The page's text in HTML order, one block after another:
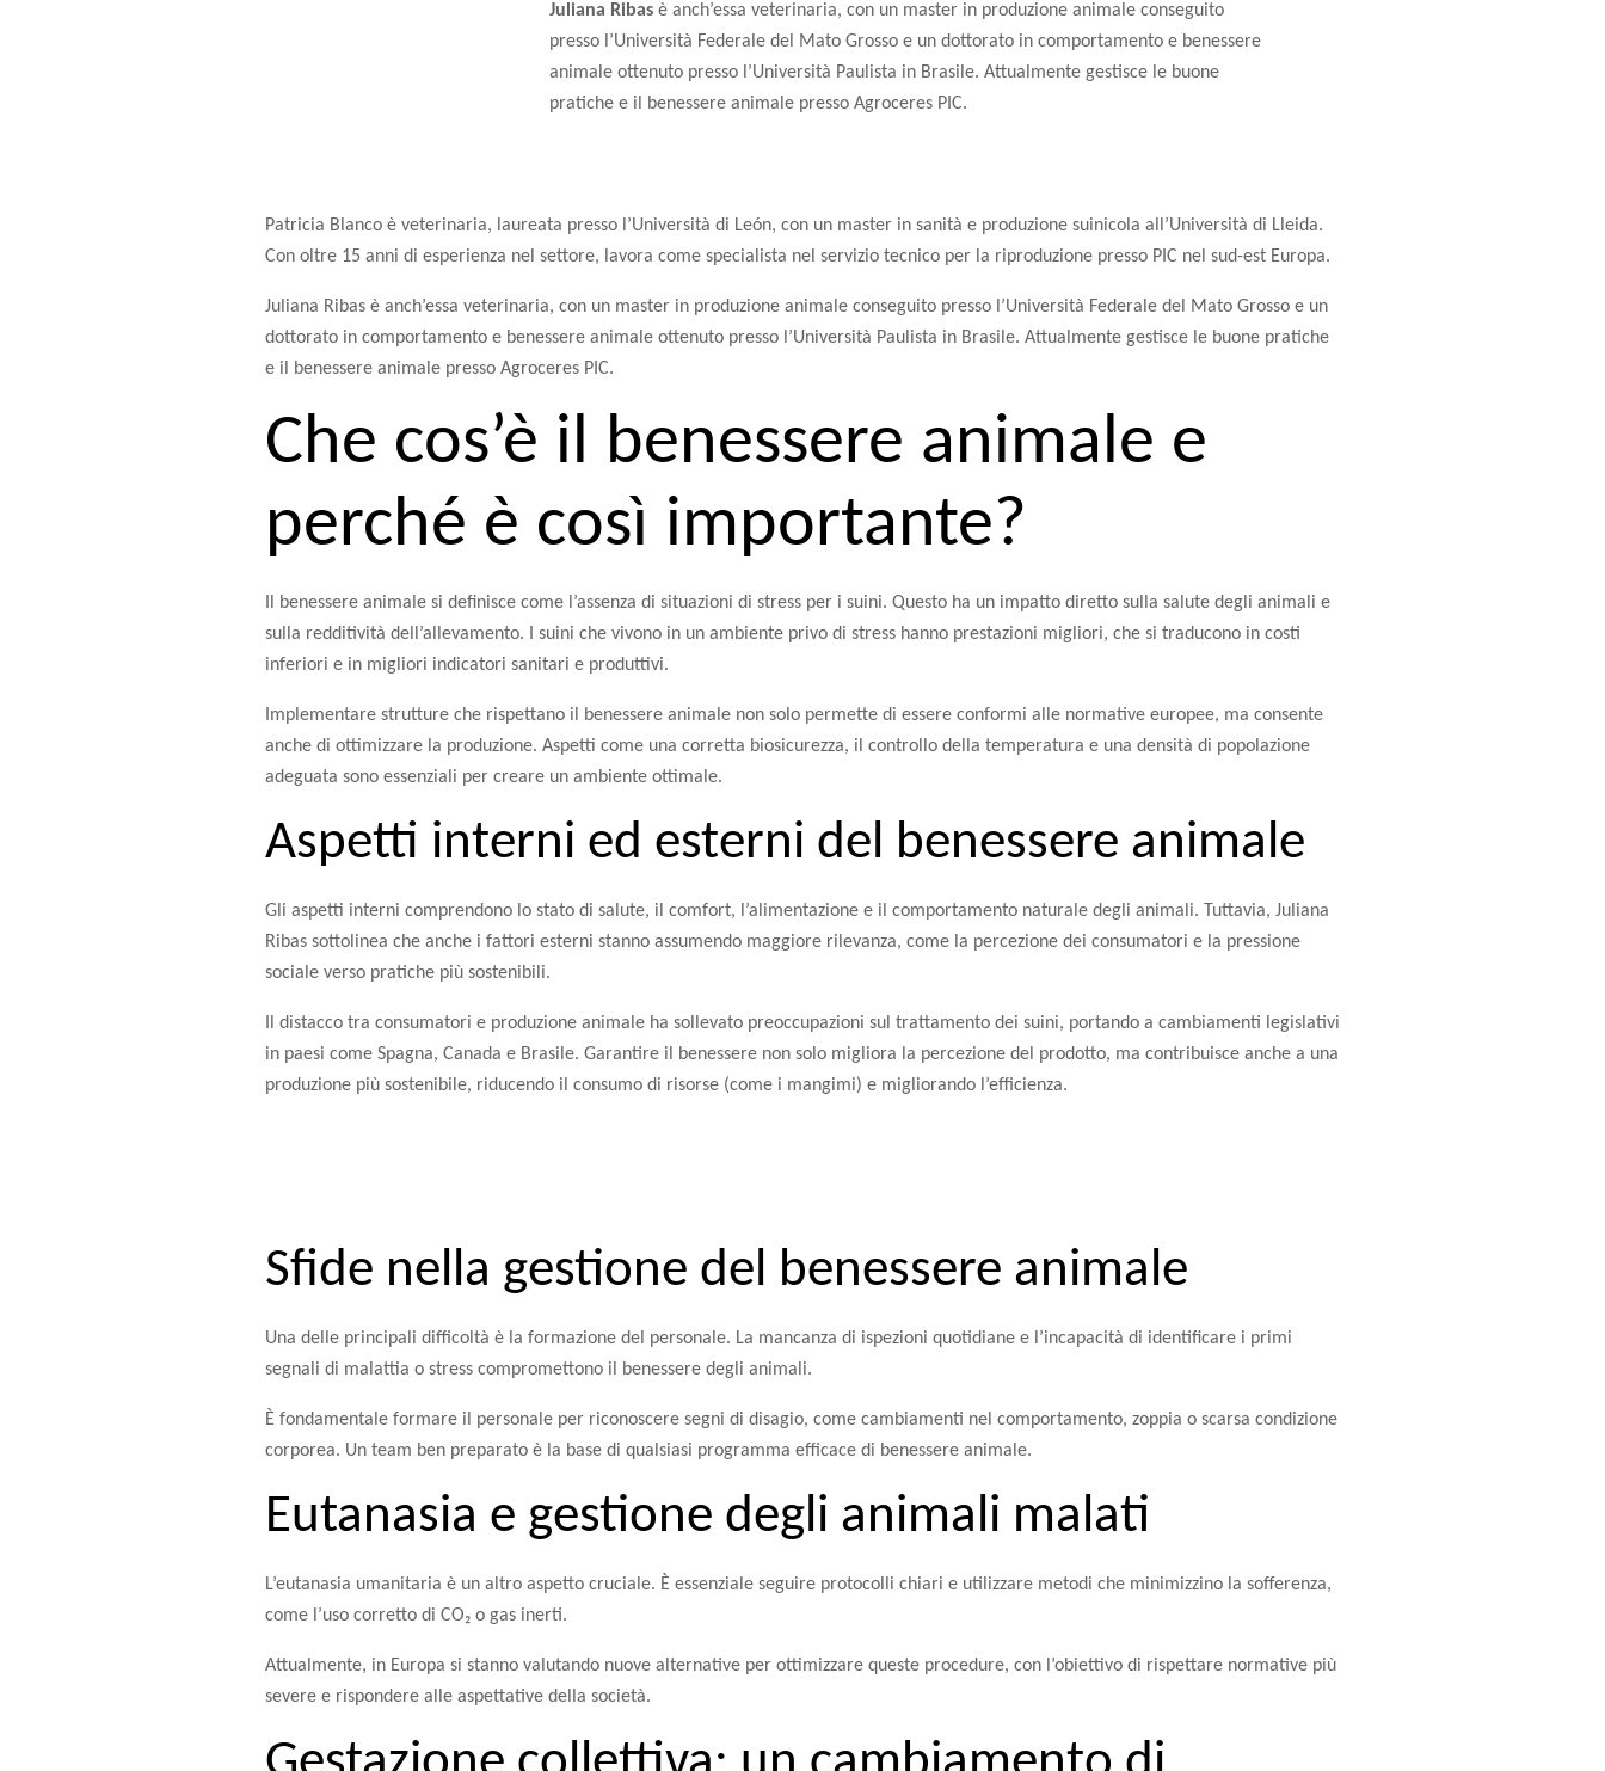
Juliana Ribasè anch’essa veterinaria, con un master in produzione animale conseguito
presso l’Università Federale del Mato Grosso e un dottorato in comportamento e benessere
animale ottenuto presso l’Università Paulista in Brasile. Attualmente gestisce le buone
pratiche e il benessere animale presso Agroceres PIC.
Patricia Blanco è veterinaria, laureata presso l’Università di León, con un master in sanità e produzione suinicola all’Università di Lleida.
Con oltre 15 anni di esperienza nel settore, lavora come specialista nel servizio tecnico per la riproduzione presso PIC nel sud-est Europa.
Juliana Ribas è anch’essa veterinaria, con un master in produzione animale conseguito presso l’Università Federale del Mato Grosso e un
dottorato in comportamento e benessere animale ottenuto presso l’Università Paulista in Brasile. Attualmente gestisce le buone pratiche
e il benessere animale presso Agroceres PIC.
Che cos’è il benessere animale e
perché è così importante?
Il benessere animale si definisce come l’assenza di situazioni di stress per i suini. Questo ha un impatto diretto sulla salute degli animali e
sulla redditività dell’allevamento. I suini che vivono in un ambiente privo di stress hanno prestazioni migliori, che si traducono in costi
inferiori e in migliori indicatori sanitari e produttivi.
Implementare strutture che rispettano il benessere animale non solo permette di essere conformi alle normative europee, ma consente
anche di ottimizzare la produzione. Aspetti come una corretta biosicurezza, il controllo della temperatura e una densità di popolazione
adeguata sono essenziali per creare un ambiente ottimale.
Aspetti interni ed esterni del benessere animale
Gli aspetti interni comprendono lo stato di salute, il comfort, l’alimentazione e il comportamento naturale degli animali. Tuttavia, Juliana
Ribas sottolinea che anche i fattori esterni stanno assumendo maggiore rilevanza, come la percezione dei consumatori e la pressione
sociale verso pratiche più sostenibili.
Il distacco tra consumatori e produzione animale ha sollevato preoccupazioni sul trattamento dei suini, portando a cambiamenti legislativi
in paesi come Spagna, Canada e Brasile. Garantire il benessere non solo migliora la percezione del prodotto, ma contribuisce anche a una
produzione più sostenibile, riducendo il consumo di risorse (come i mangimi) e migliorando l’efficienza.
Sfide nella gestione del benessere animale
Una delle principali difficoltà è la formazione del personale. La mancanza di ispezioni quotidiane e l’incapacità di identificare i primi
segnali di malattia o stress compromettono il benessere degli animali.
È fondamentale formare il personale per riconoscere segni di disagio, come cambiamenti nel comportamento, zoppia o scarsa condizione
corporea. Un team ben preparato è la base di qualsiasi programma efficace di benessere animale.
Eutanasia e gestione degli animali malati
L’eutanasia umanitaria è un altro aspetto cruciale. È essenziale seguire protocolli chiari e utilizzare metodi che minimizzino la sofferenza,
come l’uso corretto di CO₂ o gas inerti.
Attualmente, in Europa si stanno valutando nuove alternative per ottimizzare queste procedure, con l’obiettivo di rispettare normative più
severe e rispondere alle aspettative della società.